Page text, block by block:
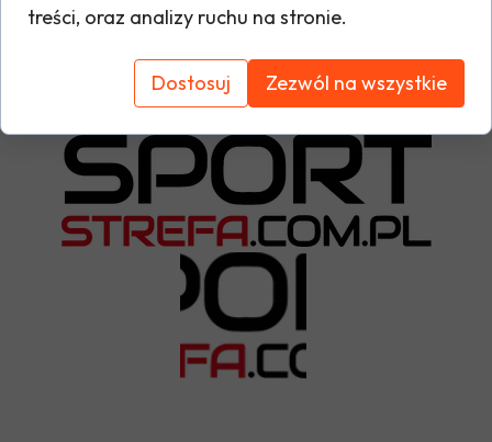
Tabela rozmiarów
możliwość wyrażenia swojego wsparcia dla
klubu.
treści, oraz analizy ruchu na stronie.
Dostosuj Zezwól na wszystkie